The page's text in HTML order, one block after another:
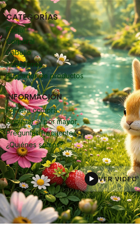
CATEGORÍAS
Facial
Corporal
Cabello
Accesorios
Buscador de productos
INFORMACIÓN
Primera compra
Comprar al por mayor
Preguntas frecuentes
¿Quiénes somos?
▶ VER VIDEO